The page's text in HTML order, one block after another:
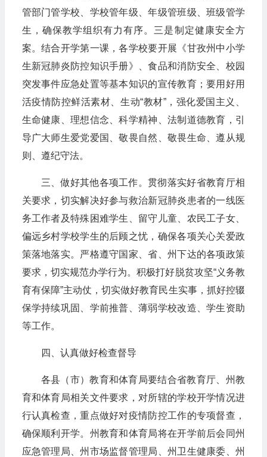
管部门管学校、学校管年级、年级管班级、班级管学
生，确保教学组织有力有序。三是制定健康安全方
案。结合开学第一课，各学校要开展《甘孜州中小学
生新冠肺炎防控知识手册》、食品和消防安全、校园
突发事件应急处置等基本知识的宣传教育；要用好用
活疫情防控鲜活素材、生动“教材”，强化爱国主义、
生命健康、理想信念、科学精神、法制道德教育，引
导广大师生爱党爱国、敬畏自然、敬畏生命、遵从规
则、遵纪守法。
三、做好其他各项工作。贯彻落实好省教育厅相
关要求，切实解决好参与救治新冠肺炎患者的一线医
务工作者及特殊困难学生、留守儿童、农民工子女、
偏远乡村学校学生的后顾之忧，确保各项关心关爱政
策落地落实。严格遵守国家、省、州下达的各项政策
要求，切实规范办学行为。积极打好脱贫攻坚“义务教
育有保障”主动仗，切实做好教育民生实事，抓好控辍
保学持续巩固、学前推普、薄弱学校改造、学生资助
等工作。
四、认真做好检查督导
各县（市）教育和体育局要结合省教育厅、州教
育和体育局相关文件要求，对所辖的学校开学情况进
行认真检查，重点做好对疫情防控工作的专项督查，
确保顺利开学。州教育和体育局将在开学前后会同州
应急管理局、州市场监督管理局、州卫生健康委、州